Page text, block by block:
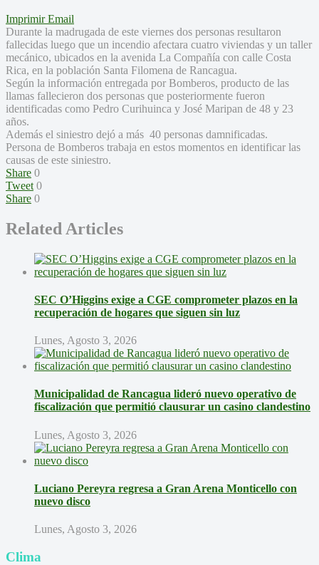
Imprimir Email
Durante la madrugada de este viernes dos personas resultaron
fallecidas luego que un incendio afectara cuatro viviendas y un taller
mecánico, ubicados en la avenida La Compañía con calle Costa
Rica, en la población Santa Filomena de Rancagua.
Según la información entregada por Bomberos, producto de las
llamas fallecieron dos personas que posteriormente fueron
identificadas como Pedro Curihuinca y José Maripan de 48 y 23
años.
Además el siniestro dejó a más 40 personas damnificadas.
Persona de Bomberos trabaja en estos momentos en identificar las
causas de este siniestro.
Share 0
Tweet 0
Share 0
Related Articles
SEC O’Higgins exige a CGE comprometer plazos en la
recuperación de hogares que siguen sin luz
Lunes, Agosto 3, 2026
Municipalidad de Rancagua lideró nuevo operativo de
fiscalización que permitió clausurar un casino clandestino
Lunes, Agosto 3, 2026
Luciano Pereyra regresa a Gran Arena Monticello con
nuevo disco
Lunes, Agosto 3, 2026
Clima